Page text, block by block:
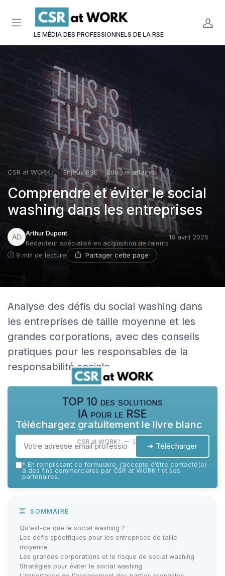
LE MÉDIA DES PROFESSIONNELS DE LA RSE
CSR at WORK ! Enjeux RSE Éthique affaires
Comprendre et éviter le social
washing dans les entreprises
Arthur Dupont
Rédacteur spécialisé en acquisition de talents
18 avril 2025
9 min de lecture Partager cette page
Analyse des défis du social washing dans
les entreprises de taille moyenne et les
grandes corporations, avec des conseils
pratiques pour les responsables de la
responsabilité sociale.
TOP 10 des solutions
IA pour le RSE
CSR at WORK ! — 2026
Téléchargez gratuitement le livre blanc
➔ Télécharger
* En remplissant ce formulaire, j’accepte d’être contacté(e)
à des fins commerciales par CSR at WORK ! et ses
partenaires.
SOMMAIRE
Qu'est-ce que le social washing ?
Les défis spécifiques pour les entreprises de taille
moyenne
Les grandes corporations et le risque de social washing
Stratégies pour éviter le social washing
Panneau de gestion des cookies